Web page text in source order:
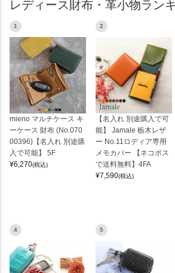
レディース財布・革小物ラン
1
mieno マルチケース キ
ーケース 財布 (No.070
00396)【名入れ 別途購
入で可能】 5F
¥6,270(税込)
2
【名入れ 別途購入で可
能】 Jamale 栃木レザ
ー No.11ロディア専用
メモカバー 【ネコポス
で送料無料】4FA
¥7,590(税込)
4 5